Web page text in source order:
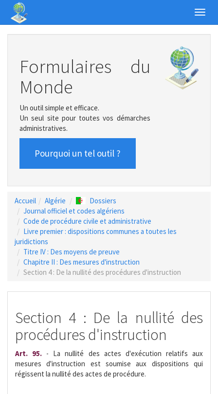
Formulaires du
Monde
Un outil simple et efficace.
Un seul site pour toutes vos démarches
administratives.
Pourquoi un tel outil ?
Accueil Algérie
Dossiers
Journal officiel et codes algériens
Code de procédure civile et administrative
Livre premier : dispositions communes a toutes les
juridictions
Titre IV : Des moyens de preuve
Chapitre II : Des mesures d'instruction
Section 4 : De la nullité des procédures d'instruction
Section 4 : De la nullité des
procédures d'instruction
Art. 95. - La nullité des actes d'exécution relatifs aux
mesures d'instruction est soumise aux dispositions qui
régissent la nullité des actes de procédure.